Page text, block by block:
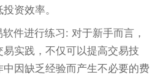
资效率。
件进行练习: 对于新手而言，
实践，不仅可以提高交易技
因缺乏经验而产生不必要的费